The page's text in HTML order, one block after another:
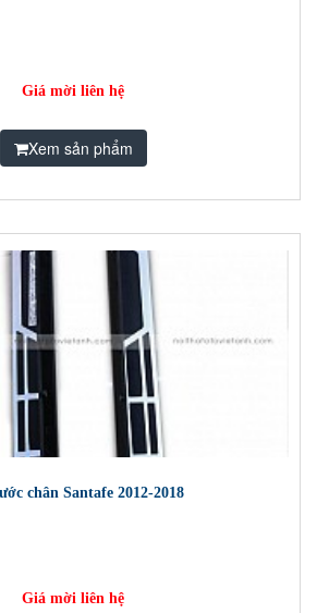
Giá mời liên hệ
Xem sản phẩm
chân Santafe 2012-2018
Giá mời liên hệ